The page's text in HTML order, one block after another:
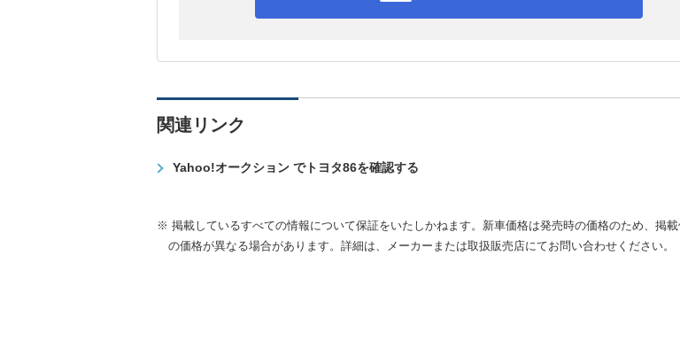
関連リンク
Yahoo!オークション でトヨタ86を確認する
※ 掲載しているすべての情報について保証をいたしかねます。新車価格は発売時の価格のため、掲
の価格が異なる場合があります。詳細は、メーカーまたは取扱販売店にてお問い合わせください。